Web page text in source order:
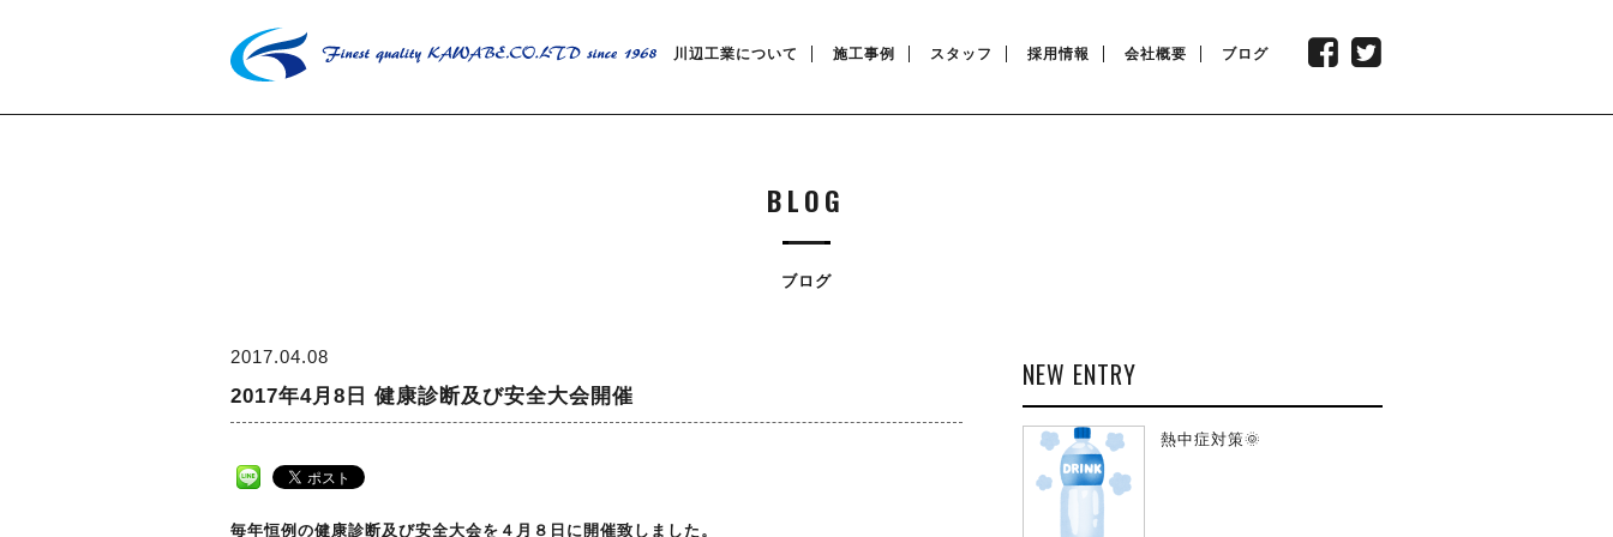
川辺工業について 施工事例 スタッフ 採用情報 会社概要 ブログ
BLOG
ブログ
2017.04.08
2017年4月8日 健康診断及び安全大会開催
毎年恒例の健康診断及び安全大会を４月８日に開催致しました。
NEW ENTRY
熱中症対策🌞